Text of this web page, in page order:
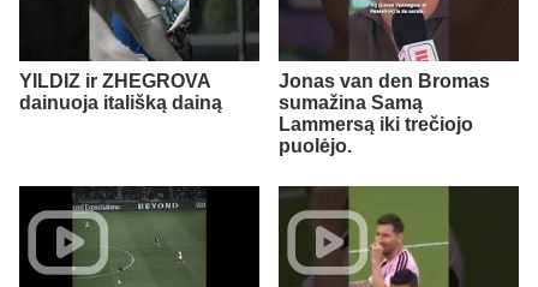
YILDIZ ir ZHEGROVA
dainuoja itališką dainą
Jonas van den Bromas
sumažina Samą
Lammersą iki trečiojo
puolėjo.